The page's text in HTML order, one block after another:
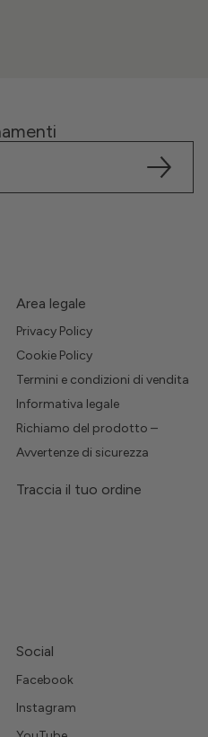
Area legale
Privacy Policy
Cookie Policy
Termini e condizioni di vendita
Informativa legale
Richiamo del prodotto –
Avvertenze di sicurezza
Traccia il tuo ordine
Social
Facebook
Instagram